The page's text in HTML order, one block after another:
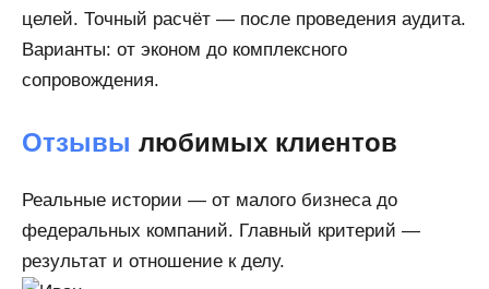
целей. Точный расчёт — после проведения аудита.
Варианты: от эконом до комплексного
сопровождения.
Отзывы любимых клиентов
Реальные истории — от малого бизнеса до
федеральных компаний. Главный критерий —
результат и отношение к делу.